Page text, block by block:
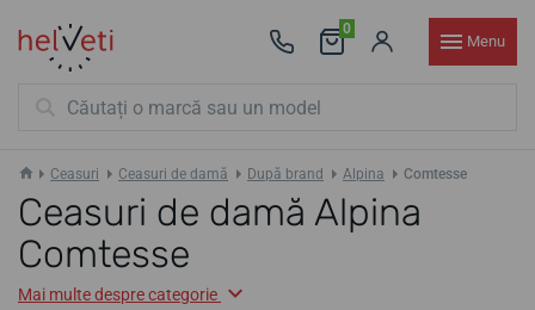
0
Menu
Ceasuri Ceasuri de damă După brand Alpina Comtesse
Ceasuri de damă Alpina
Comtesse
Mai multe despre categorie